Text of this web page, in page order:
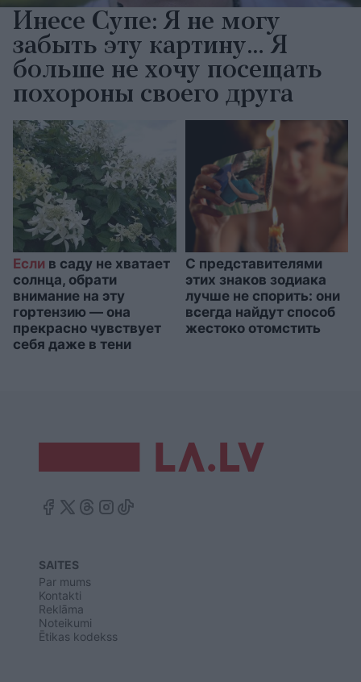
Инесе Супе: Я не могу
забыть эту картину… Я
больше не хочу посещать
похороны своего друга
Если в саду не хватает
солнца, обрати
внимание на эту
гортензию — она
прекрасно чувствует
себя даже в тени
С представителями
этих знаков зодиака
лучше не спорить: они
всегда найдут способ
жестоко отомстить
SAITES
Par mums
Kontakti
Reklāma
Noteikumi
Ētikas kodekss